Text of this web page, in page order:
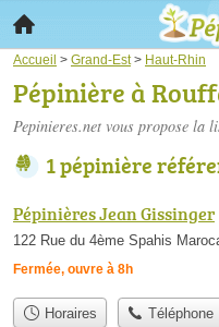
Accueil > Grand-Est> Haut-Rhin
Pépinière à
Pepinieres.net vous propose la
1 pépinière
Pépinières Jean Gissinger
122 Rue du 4ème Spahis
Fermée, ouvre à 8h
Horaires Téléphone